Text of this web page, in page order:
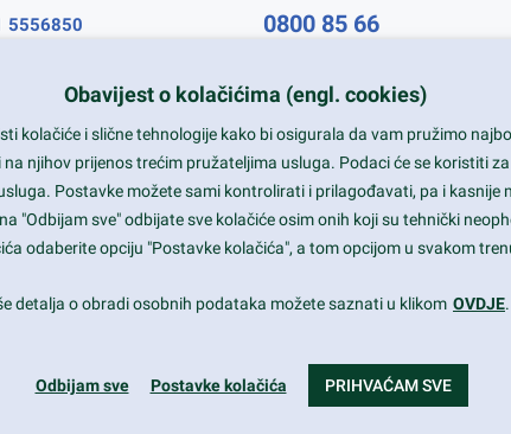
5556850
01-080761107
0800 85 66
Obavijest o kolačićima (engl. cookies)
kolačiće i slične tehnologije kako bi osigurala da vam pružimo
njihov prijenos trećim pružateljima usluga. Podaci će se koristiti
Postavke možete sami kontrolirati i prilagođavati, pa i kasnije
"Odbijam sve" odbijate sve kolačiće osim onih koji su tehnički
odaberite opciju "Postavke kolačića", a tom opcijom u svakom
detalja o obradi osobnih podataka možete saznati u klikom OVDJE.
Odbijam sve Postavke kolačića PRIHVAĆAM SVE